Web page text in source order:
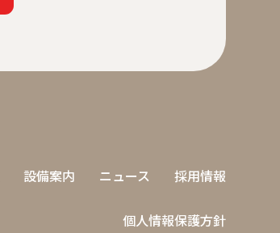
設備案内 ニュース 採用情報
個人情報保護方針